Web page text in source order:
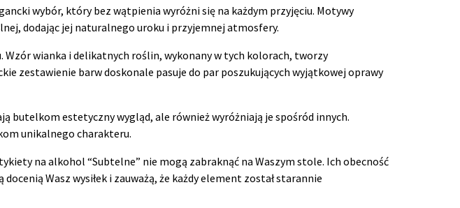
wybór, który bez wątpienia wyróżni się na każdym przyjęciu. Motywy
dodając jej naturalnego uroku i przyjemnej atmosfery.
wianka i delikatnych roślin, wykonany w tych kolorach, tworzy
zestawienie barw doskonale pasuje do par poszukujących wyjątkowej oprawy
estetyczny wygląd, ale również wyróżniają je spośród innych.
unikalnego charakteru.
na alkohol “Subtelne” nie mogą zabraknąć na Waszym stole. Ich obecność
Wasz wysiłek i zauważą, że każdy element został starannie